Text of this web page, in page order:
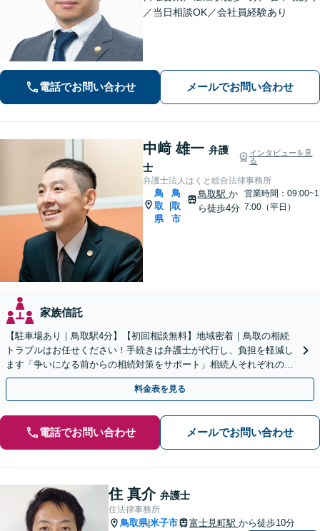
／当日相談OK／会社員経験あり
電話でお問い合わせ メールでお問い合わせ
中﨑 雄一 弁護
士
インタビューを見
る
弁護士法人はくと総合法律事務所
鳥
取
県
鳥
取
市
鳥取駅 か
ら徒歩4分
営業時間：09:00~1
7:00（平日）
家族信託
【駐車場あり｜鳥取駅4分】【初回相談無料】地域密着｜鳥取の相続
トラブルはお任せください！手続きは弁護士が代行し、負担を軽減し
ます「争いになる前からの相続対策をサポート」相続人それぞれの立
場を尊重し、冷静に対立の解消を目指します。
料金表を見る
電話でお問い合わせ メールでお問い合わせ
住 真介 弁護士
住法律事務所
鳥取県|米子市 富士見町駅 から徒歩10分